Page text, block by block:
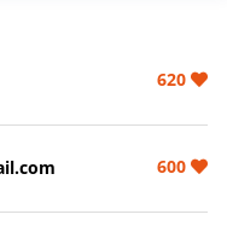
620
600